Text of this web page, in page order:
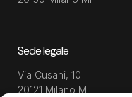
Sede legale
Via Cusani, 10
20121 Milano MI